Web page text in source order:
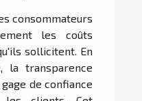
consommateurs
les coûts
sollicitent. En
la transparence
de confiance